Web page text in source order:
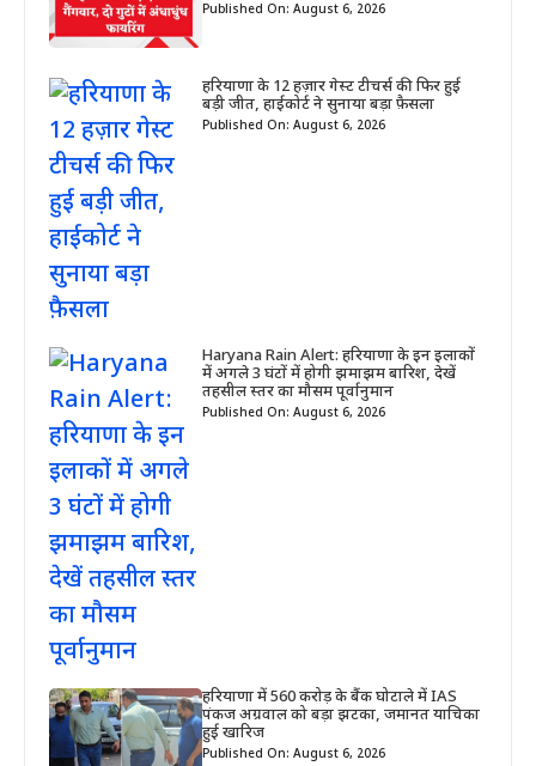
Published On: August 6, 2026
हरियाणा के 12 हज़ार गेस्ट टीचर्स की फिर हुई
बड़ी जीत, हाईकोर्ट ने सुनाया बड़ा फ़ैसला
Published On: August 6, 2026
Haryana Rain Alert: हरियाणा के इन इलाकों
में अगले 3 घंटों में होगी झमाझम बारिश, देखें
तहसील स्तर का मौसम पूर्वानुमान
Published On: August 6, 2026
हरियाणा में 560 करोड़ के बैंक घोटाले में IAS
पंकज अग्रवाल को बड़ा झटका, जमानत याचिका
हुई खारिज
Published On: August 6, 2026